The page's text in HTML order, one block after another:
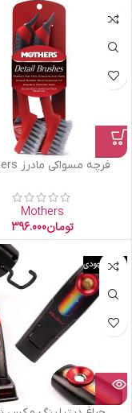
فرچه مسواکی مادرز Mothers
Mothers
تومان396.000
اتمام موجودی